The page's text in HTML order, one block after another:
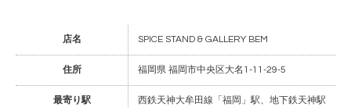
店名 SPICE STAND & GALLERY BEM
住所 福岡県 福岡市中央区大名1-11-29-5
最寄り駅 西鉄天神大牟田線「福岡」駅、地下鉄天神駅